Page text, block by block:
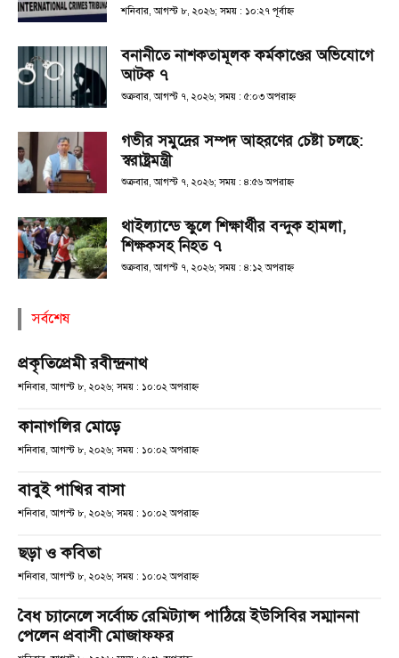
শনিবার, আগস্ট ৮, ২০২৬; সময় : ১০:২৭ পূর্বাহ্ণ
বনানীতে নাশকতামূলক কর্মকাণ্ডের অভিযোগে
আটক ৭
শুক্রবার, আগস্ট ৭, ২০২৬; সময় : ৫:০৩ অপরাহ্ণ
গভীর সমুদ্রের সম্পদ আহরণের চেষ্টা চলছে:
স্বরাষ্ট্রমন্ত্রী
শুক্রবার, আগস্ট ৭, ২০২৬; সময় : ৪:৫৬ অপরাহ্ণ
থাইল্যান্ডে স্কুলে শিক্ষার্থীর বন্দুক হামলা,
শিক্ষকসহ নিহত ৭
শুক্রবার, আগস্ট ৭, ২০২৬; সময় : ৪:১২ অপরাহ্ণ
সর্বশেষ
প্রকৃতিপ্রেমী রবীন্দ্রনাথ
শনিবার, আগস্ট ৮, ২০২৬; সময় : ১০:০২ অপরাহ্ণ
কানাগলির মোড়ে
শনিবার, আগস্ট ৮, ২০২৬; সময় : ১০:০২ অপরাহ্ণ
বাবুই পাখির বাসা
শনিবার, আগস্ট ৮, ২০২৬; সময় : ১০:০২ অপরাহ্ণ
ছড়া ও কবিতা
শনিবার, আগস্ট ৮, ২০২৬; সময় : ১০:০২ অপরাহ্ণ
বৈধ চ্যানেলে সর্বোচ্চ রেমিট্যান্স পাঠিয়ে ইউসিবির সম্মাননা
পেলেন প্রবাসী মোজাফফর